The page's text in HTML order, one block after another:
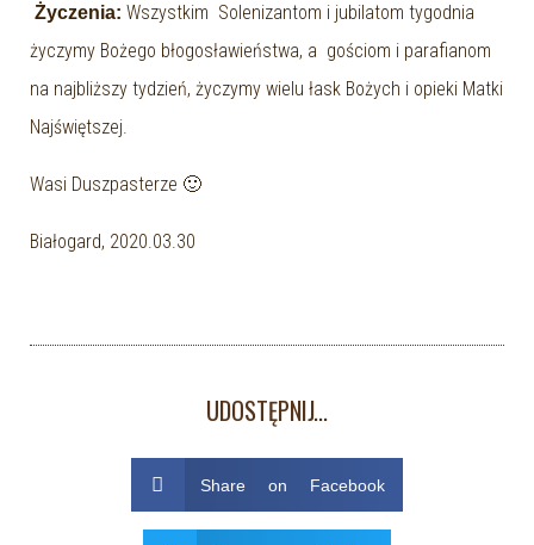
Życzenia: Wszystkim Solenizantom i jubilatom tygodnia
życzymy Bożego błogosławieństwa, a gościom i parafianom
na najbliższy tydzień, życzymy wielu łask Bożych i opieki Matki
Najświętszej.
Wasi Duszpasterze 🙂
Białogard, 2020.03.30
UDOSTĘPNIJ...
Share on Facebook